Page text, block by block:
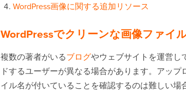
WordPress画像に関する追加リソース
WordPressでクリーンな画像ファイ
複数の著者がいるブログやウェブサイトを運営し
ドするユーザーが異なる場合があります。アッ
イル名が付いていることを確認するのは難しい場